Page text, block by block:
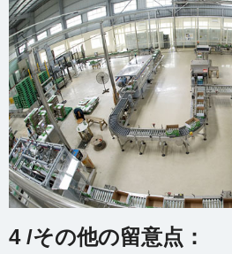
4 /その他の留意点：